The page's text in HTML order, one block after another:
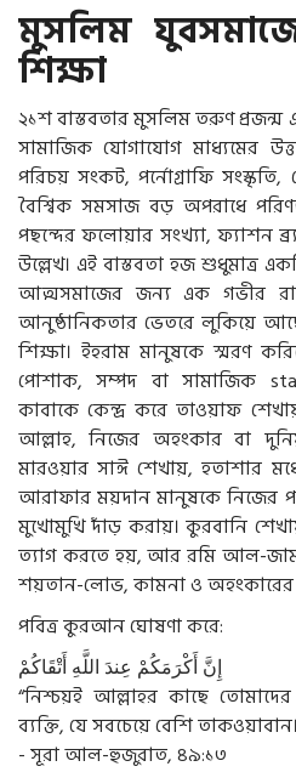
মুসলিম
শিক্ষা
২১শ বাস্তবতার মুসলিম তরুণ প্রজন্ম
সামাজিক যোগাযোগ মাধ্যমের
পরিচয় সংকট, পর্নোগ্রাফি
বৈশ্বিক সমসাজ বড় অপরাধে
পছন্দের ফলোয়ার সংখ্যা, ফ্যাশন
উল্লেখ। এই বাস্তবতা হজ শুধুমাত্র
আত্মসমাজের জন্য এক গভীর
আনুষ্ঠানিকতার ভেতরে লুকিয়ে
শিক্ষা। ইহরাম মানুষকে স্মরণ
পোশাক, সম্পদ বা সামাজিক
কাবাকে কেন্দ্র করে তাওয়াফ
আল্লাহ, নিজের অহংকার বা
মারওয়ার সাঈ শেখায়, হতাশার
আরাফার ময়দান মানুষকে নিজের
মুখোমুখি দাঁড় করায়। কুরবানি
ত্যাগ করতে হয়, আর রমি আল-
শয়তান-লোভ, কামনা ও অহংকারের
পবিত্র কুরআন ঘোষণা করে:
إِنَّأَكْرَمَكُمْ عِندَاللَّهِأَتْقَاكُمْ
“নিশ্চয়ই আল্লাহর কাছে
ব্যক্তি, যে সবচেয়ে বেশি
- সূরা আল-হুজুরাত, ৪৯:১৩